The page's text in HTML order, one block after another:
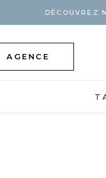
DÉCOUVREZ
AGENCE